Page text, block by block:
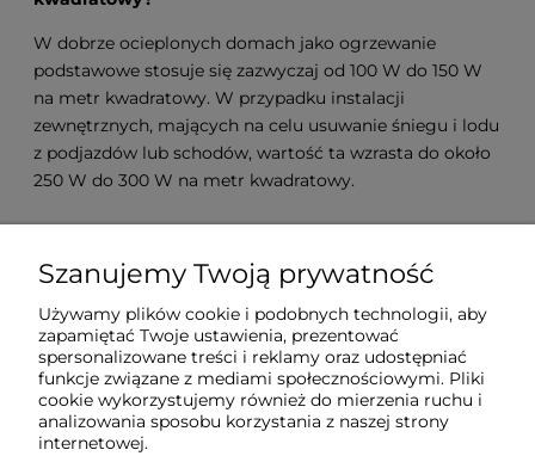
W dobrze ocieplonych domach jako ogrzewanie
podstawowe stosuje się zazwyczaj od 100 W do 150 W
na metr kwadratowy. W przypadku instalacji
zewnętrznych, mających na celu usuwanie śniegu i lodu
z podjazdów lub schodów, wartość ta wzrasta do około
250 W do 300 W na metr kwadratowy.
Sklep internetowy Tukado.pl
pn-pt: 08:00-16:00
791 063 018
biuro@tukado.pl
Szanujemy Twoją prywatność
Używamy plików cookie i podobnych technologii, aby
zapamiętać Twoje ustawienia, prezentować
spersonalizowane treści i reklamy oraz udostępniać
funkcje związane z mediami społecznościowymi. Pliki
cookie wykorzystujemy również do mierzenia ruchu i
analizowania sposobu korzystania z naszej strony
internetowej.